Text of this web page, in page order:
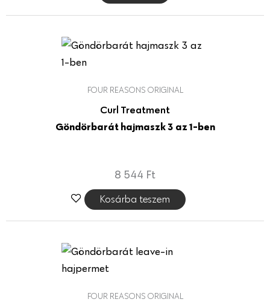
FOUR REASONS ORIGINAL
Curl Treatment
Göndörbarát hajmaszk 3 az 1-ben
8 544 Ft
Kosárba teszem
FOUR REASONS ORIGINAL